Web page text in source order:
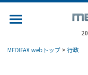
MEDIFAX webトップ > 行政